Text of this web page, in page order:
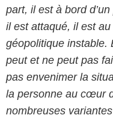
part, il est à bord d’un
il est attaqué, il est
géopolitique instable.
peut et ne peut pas
pas envenimer la
la personne au cœur
nombreuses